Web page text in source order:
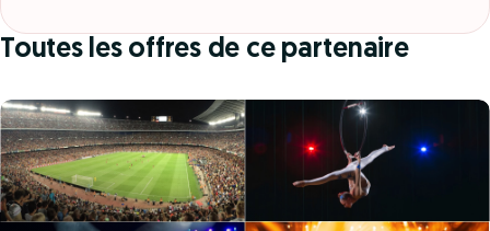
Toutes les offres de ce partenaire